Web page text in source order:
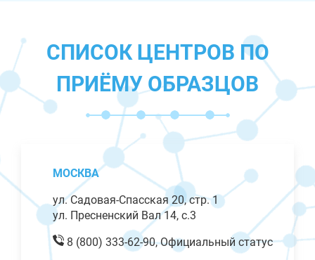
СПИСОК ЦЕНТРОВ ПО
ПРИЁМУ ОБРАЗЦОВ
МОСКВА
ул. Садовая-Спасская 20, стр. 1
ул. Пресненский Вал 14, с.3
8 (800) 333-62-90, Официальный статус